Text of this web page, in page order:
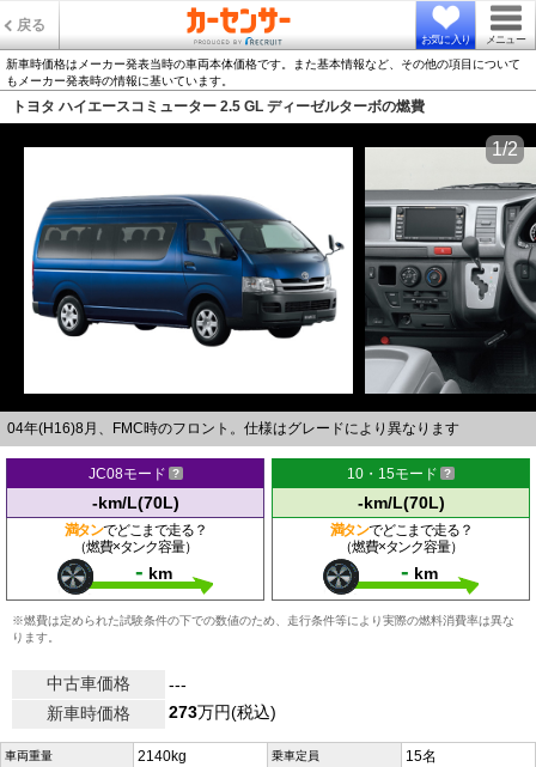
戻る
お気に入り メニュー
新車時価格はメーカー発表当時の車両本体価格です。また基本情報など、その他の項目について
もメーカー発表時の情報に基いています。
トヨタ ハイエースコミューター 2.5 GL ディーゼルターボの燃費
04年(H16)8月、FMC時のフロント。仕様はグレードにより異なります
1/2
JC08モード
-km/L(70L)
満タンでどこまで走る？
（燃費×タンク容量）
- km
10・15モード
-km/L(70L)
満タンでどこまで走る？
（燃費×タンク容量）
- km
※燃費は定められた試験条件の下での数値のため、走行条件等により実際の燃料消費率は異な
ります。
中古車価格
---
新車時価格
273万円(税込)
車両重量 2140kg 乗車定員 15名